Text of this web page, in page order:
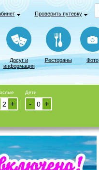
Проверить путевку
Досуг и
информация
Рестораны Фото
+
Дети
+
-